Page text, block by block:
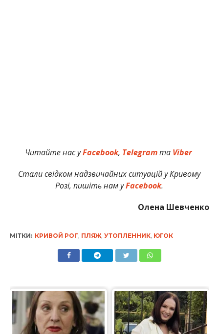
Читайте нас уFacebook, Telegramта Viber
Стали свідком надзвичайних ситуацій у Кривому
Розі, пишіть нам уFacebook.
Олена Шевченко
МІТКИ: КРИВОЙ РОГ ПЛЯЖ, УТОПЛЕННИК, ЮГОК